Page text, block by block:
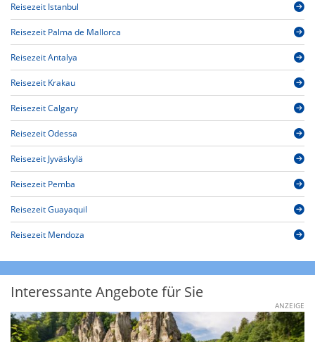
Reisezeit Istanbul
Reisezeit Palma de Mallorca
Reisezeit Antalya
Reisezeit Krakau
Reisezeit Calgary
Reisezeit Odessa
Reisezeit Jyväskylä
Reisezeit Pemba
Reisezeit Guayaquil
Reisezeit Mendoza
Interessante Angebote für Sie
ANZEIGE